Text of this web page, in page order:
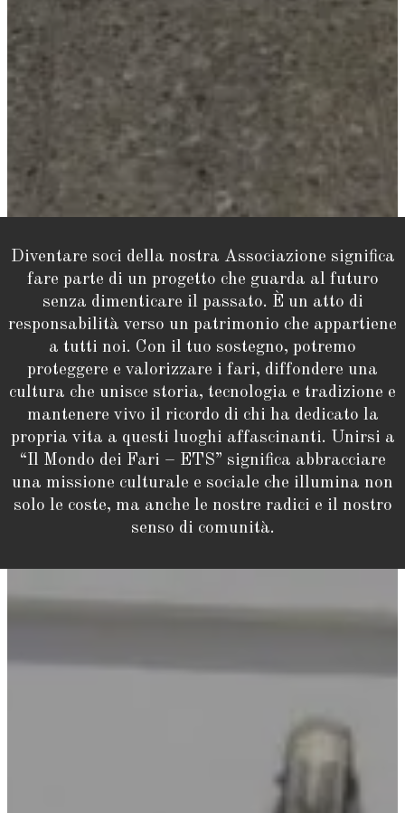
Diventare soci della nostra Associazione significa
fare parte di un progetto che guarda al futuro
senza dimenticare il passato. È un atto di
responsabilità verso un patrimonio che appartiene
a tutti noi. Con il tuo sostegno, potremo
proteggere e valorizzare i fari, diffondere una
cultura che unisce storia, tecnologia e tradizione e
mantenere vivo il ricordo di chi ha dedicato la
propria vita a questi luoghi affascinanti. Unirsi a
“Il Mondo dei Fari – ETS” significa abbracciare
una missione culturale e sociale che illumina non
solo le coste, ma anche le nostre radici e il nostro
senso di comunità.